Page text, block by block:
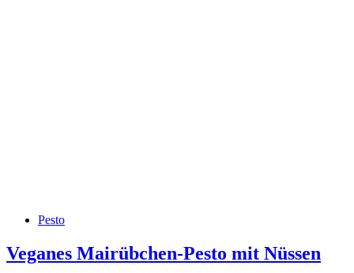
Pesto
Veganes Mairübchen-Pesto mit Nüssen